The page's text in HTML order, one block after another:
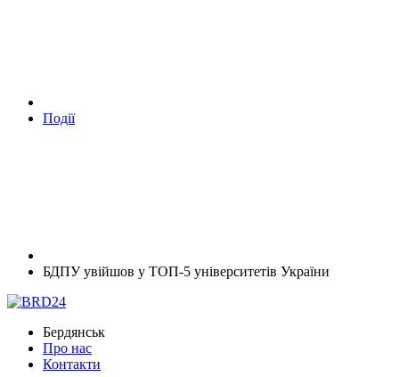
Події
БДПУ увійшов у ТОП-5 університетів України
Бердянськ
Про нас
Контакти